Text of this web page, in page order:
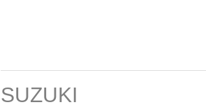
SUZUKI